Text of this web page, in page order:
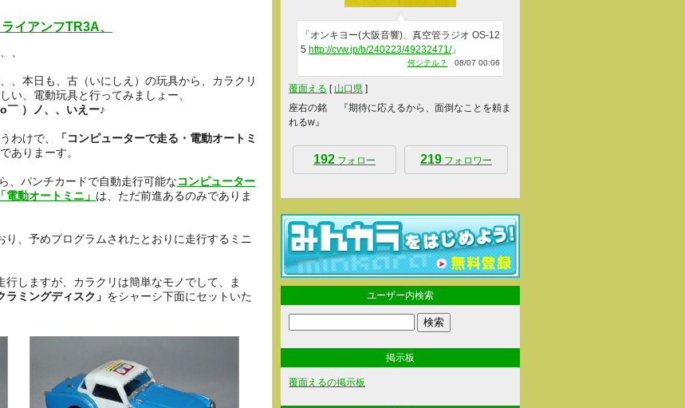
イアンフTR3A、
、
、本日も、古（いにしえ）の玩具から、カラクリ
い、電動玩具と行ってみましょー、
o￣ ）ノ、、いえー♪
わけで、
「コンピューターで走る・電動オートミ
でありまーす。
、パンチカードで自動走行可能なコンピューター
「電動オートミニ」 は、ただ前進あるのみでありま
り、予めプログラムされたとおりに走行するミニ
しますが、カラクリは簡単なモノでして、ま
ラミングディスク」 をシャーシ下面にセットいた
「オンキヨー(大阪音響)、真空管ラジオ OS-12
5 http://cvw.jp/b/240223/49232471/」
何シテル？ 08/07 00:06
覆面える [ 山口県 ]
座右の銘 『期待に応えるから、面倒なことを頼ま
れるw』
192 フォロー 219 フォロワー
ユーザー内検索
掲示板
覆面えるの掲示板